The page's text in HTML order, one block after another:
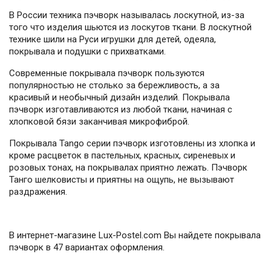
В России техника пэчворк называлась лоскутной, из-за
того что изделия шьются из лоскутов ткани. В лоскутной
технике шили на Руси игрушки для детей, одеяла,
покрывала и подушки с прихватками.
Современные покрывала пэчворк пользуются
популярностью не столько за бережливость, а за
красивый и необычный дизайн изделий. Покрывала
пэчворк изготавливаются из любой ткани, начиная с
хлопковой бязи заканчивая микрофиброй.
Покрывала Tango серии пэчворк изготовлены из хлопка и
кроме расцветок в пастельных, красных, сиреневых и
розовых тонах, на покрывалах приятно лежать. Пэчворк
Танго шелковисты и приятны на ощупь, не вызывают
раздражения.
В интернет-магазине Lux-Postel.com Вы найдете покрывала
пэчворк в 47 вариантах оформления.